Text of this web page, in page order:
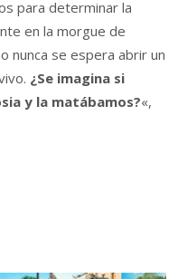
para determinar la
en la morgue de
nunca se espera abrir un
¿Se imagina si
y la matábamos?«,